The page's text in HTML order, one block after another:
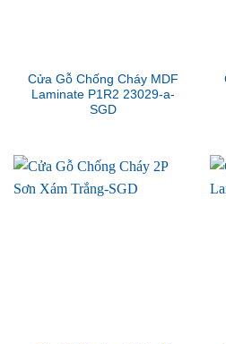
Cửa Gỗ Chống Cháy MDF
Laminate P1R2 23029-a-
SGD